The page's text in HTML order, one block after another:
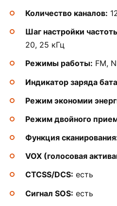
Количество каналов:
Шаг настройки
20, 25 кГц
Режимы работы: FM,
Индикатор заряда
Режим экономии
Режим двойного
Функция
VOX (голосовая
CTCSS/DCS: есть
Сигнал SOS: есть